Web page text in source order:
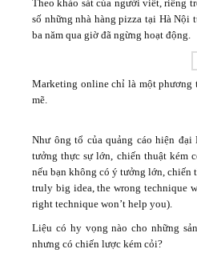
Theo khảo sát của người viết, riêng
số những nhà hàng pizza tại Hà Nội
ba năm qua giờ đã ngừng hoạt động.
Marketing online chỉ là một phương
mẽ.
Như ông tổ của quảng cáo hiện
tưởng thực sự lớn, chiến thuật kém
nếu bạn không có ý tưởng lớn, chiến
truly big idea, the wrong technique
right technique won’t help you).
Liệu có hy vọng nào cho những
nhưng có chiến lược kém cỏi?